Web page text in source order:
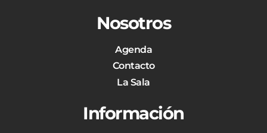
Nosotros
Agenda
Contacto
La Sala
Información